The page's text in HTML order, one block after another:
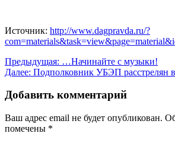
Источник: http://www.dagpravda.ru/?
Навигация
по
записям
Предыдущая: …Начинайте с музыки!
Далее: Подполковник УБЭП расстрелян
Добавить комментарий
Ваш адрес email не будет опубликован.
помечены *